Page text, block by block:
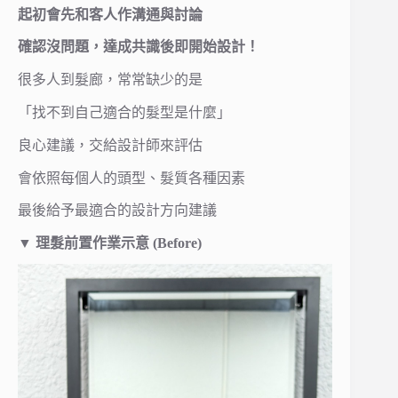
起初會先和客人作溝通與討論
確認沒問題，達成共識後即開始設計！
很多人到髮廊，常常缺少的是
「找不到自己適合的髮型是什麼」
良心建議，交給設計師來評估
會依照每個人的頭型、髮質各種因素
最後給予最適合的設計方向建議
▼ 理髮前置作業示意 (Before)